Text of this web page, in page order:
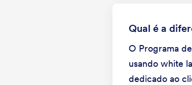
Qual é a
O Programa
usando white
dedicado ao